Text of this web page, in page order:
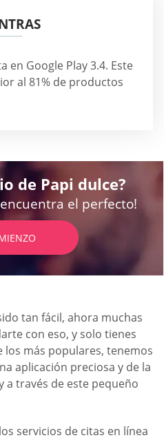
en Google Play 3.4. Este
al 81% de productos
de Papi dulce?
el perfecto!
tan fácil, ahora muchas
con eso, y solo tienes
los más populares, tenemos
aplicación preciosa y de la
a través de este pequeño
servicios de citas en línea